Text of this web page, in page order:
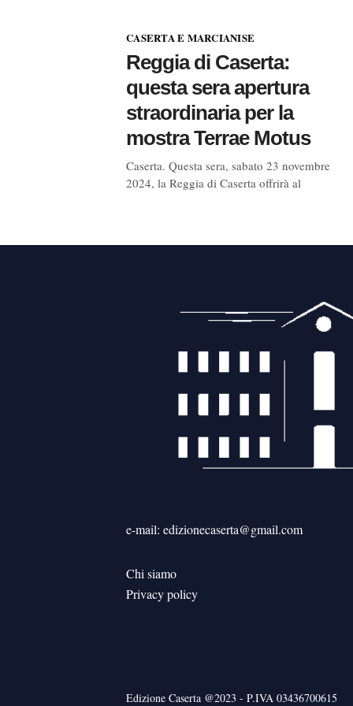
CASERTA E MARCIANISE
Reggia di Caserta:
questa sera apertura
straordinaria per la
mostra Terrae Motus
Caserta. Questa sera, sabato 23 novembre
2024, la Reggia di Caserta offrirà al
e-mail: edizionecaserta@gmail.com
Chi siamo
Privacy policy
Edizione Caserta @2023 - P.IVA 03436700615